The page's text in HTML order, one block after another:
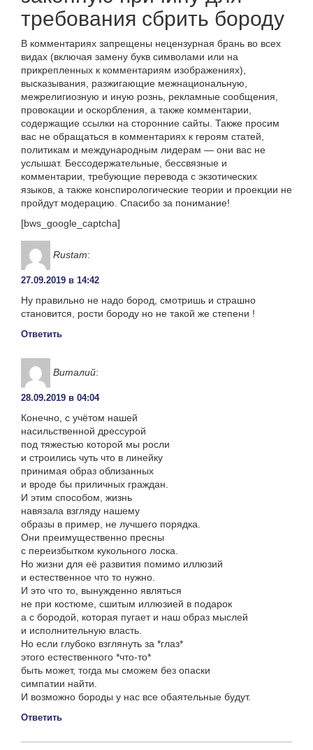
требования сбрить бороду
В комментариях запрещены нецензурная брань во всех
видах (включая замену букв символами или на
прикрепленных к комментариям изображениях),
высказывания, разжигающие межнациональную,
межрелигиозную и иную рознь, рекламные сообщения,
провокации и оскорбления, а также комментарии,
содержащие ссылки на сторонние сайты. Также просим
вас не обращаться в комментариях к героям статей,
политикам и международным лидерам — они вас не
услышат. Бессодержательные, бессвязные и
комментарии, требующие перевода с экзотических
языков, а также конспирологические теории и проекции не
пройдут модерацию. Спасибо за понимание!
[bws_google_captcha]
Rustam:
27.09.2019 в 14:42
Ну правильно не надо бород, смотришь и страшно
становится, рости бороду но не такой же степени !
Ответить
Виталий:
28.09.2019 в 04:04
Конечно, с учётом нашей
насильственной дрессурой
под тяжестью которой мы росли
и строились чуть что в линейку
принимая образ облизанных
и вроде бы приличных граждан.
И этим способом, жизнь
навязала взгляду нашему
образы в пример, не лучшего порядка.
Они преимущественно пресны
с переизбытком кукольного лоска.
Но жизни для её развития помимо иллюзий
и естественное что то нужно.
И это что то, вынужденно являться
не при костюме, сшитым иллюзией в подарок
а с бородой, которая пугает и наш образ мыслей
и исполнительную власть.
Но если глубоко взглянуть за *глаз*
этого естественного *что-то*
быть может, тогда мы сможем без опаски
симпатии найти.
И возможно бороды у нас все обаятельные будут.
Ответить